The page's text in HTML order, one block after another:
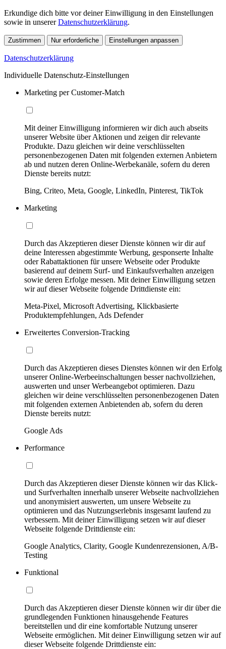
Erkundige dich bitte vor deiner Einwilligung in den Einstellungen
sowie in unsererDatenschutzerklärung.
Zustimmen Nur erforderliche Einstellungen anpassen
Datenschutzerklärung
Individuelle Datenschutz-Einstellungen
Marketing per Customer-Match
Mit deiner Einwilligung informieren wir dich auch abseits
unserer Website über Aktionen und zeigen dir relevante
Produkte. Dazu gleichen wir deine verschlüsselten
personenbezogenen Daten mit folgenden externen Anbietern
ab und nutzen deren Online-Werbekanäle, sofern du deren
Dienste bereits nutzt:
Bing, Criteo, Meta, Google, LinkedIn, Pinterest, TikTok
Marketing
Durch das Akzeptieren dieser Dienste können wir dir auf
deine Interessen abgestimmte Werbung, gesponserte Inhalte
oder Rabattaktionen für unsere Webseite oder Produkte
basierend auf deinem Surf- und Einkaufsverhalten anzeigen
sowie deren Erfolge messen. Mit deiner Einwilligung setzen
wir auf dieser Webseite folgende Drittdienste ein:
Meta-Pixel, Microsoft Advertising, Klickbasierte
Produktempfehlungen, Ads Defender
Erweitertes Conversion-Tracking
Durch das Akzeptieren dieses Dienstes können wir den Erfolg
unserer Online-Werbeeinschaltungen besser nachvollziehen,
auswerten und unser Werbeangebot optimieren. Dazu
gleichen wir deine verschlüsselten personenbezogenen Daten
mit folgenden externen Anbietenden ab, sofern du deren
Dienste bereits nutzt:
Google Ads
Performance
Durch das Akzeptieren dieser Dienste können wir das Klick-
und Surfverhalten innerhalb unserer Webseite nachvollziehen
und anonymisiert auswerten, um unsere Webseite zu
optimieren und das Nutzungserlebnis insgesamt laufend zu
verbessern. Mit deiner Einwilligung setzen wir auf dieser
Webseite folgende Drittdienste ein:
Google Analytics, Clarity, Google Kundenrezensionen, A/B-
Testing
Funktional
Durch das Akzeptieren dieser Dienste können wir dir über die
grundlegenden Funktionen hinausgehende Features
bereitstellen und dir eine komfortable Nutzung unserer
Webseite ermöglichen. Mit deiner Einwilligung setzen wir auf
dieser Webseite folgende Drittdienste ein: